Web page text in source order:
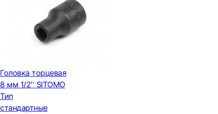
Головка торцевая
8 мм 1/2'' SITOMO
Тип
стандартные